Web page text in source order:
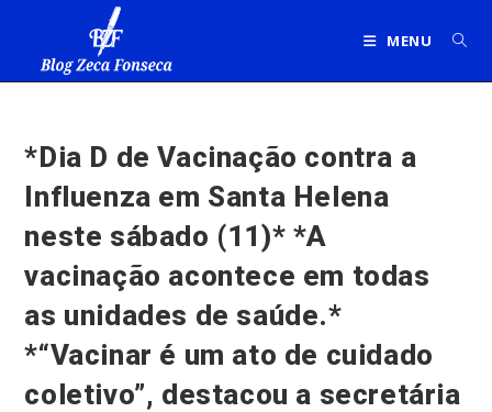
MENU
*Dia D de Vacinação contra a
Influenza em Santa Helena
neste sábado (11)* *A
vacinação acontece em todas
as unidades de saúde.*
*“Vacinar é um ato de cuidado
coletivo”, destacou a secretária